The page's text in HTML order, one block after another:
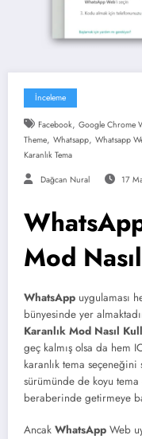
İnceleme
Facebook, Google Chrome
Theme, Whatsapp, Whatsapp
Karanlık Tema
Dağcan Nural 17
Mod
WhatsApp uygulaması
bünyesinde yer
Karanlık Mod Nasıl
geç kalmış olsa da hem
karanlık tema seçeneğini
sürümünde de koyu
beraberinde getirmeye
Ancak WhatsApp Web